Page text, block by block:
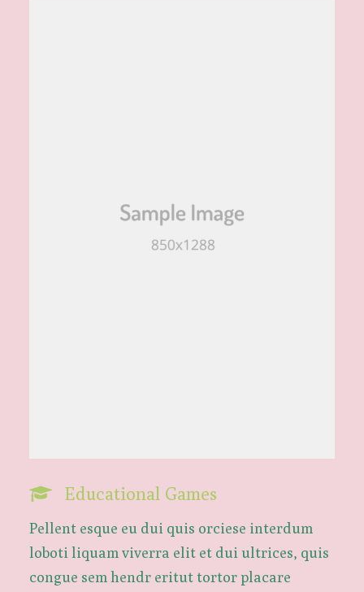
Educational Games
Pellent esque eu dui quis orciese interdum
loboti liquam viverra elit et dui ultrices, quis
congue sem hendr eritut tortor placare